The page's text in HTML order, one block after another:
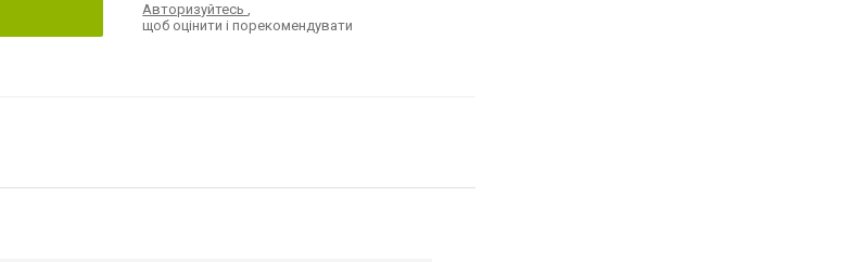
Авторизуйтесь,
щоб оцінити і порекомендувати